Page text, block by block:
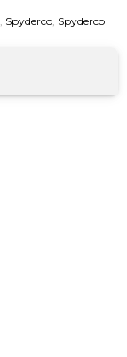
, Spyderco, Spyderco